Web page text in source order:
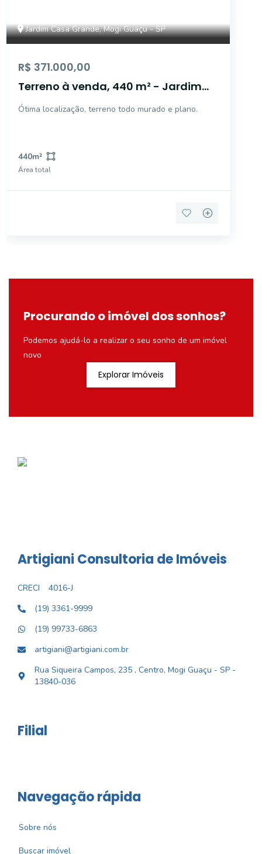
Jardim Casa Grande, Mogi Guaçu - SP
R$ 371.000,00
Terreno à venda, 440 m² - Jardim
Casa Grande - Mogi Guaçu/SP
Ótima localização, terreno todo murado e plano.
440m²
Área total
Procurando o imóvel dos sonhos?
Podemos ajudá-lo a realizar o seu sonho de um imóvel
novo
Explorar Imóveis
Artigiani Consultoria de Imóveis
CRECI
4016-J
(19) 3361-9999
(19) 99733-6863
artigiani@artigiani.com.br
Rua Siqueira Campos, 235 , Centro, Mogi Guaçu - SP -
13840-036
Filial
Navegação rápida
Sobre nós
Buscar imóvel